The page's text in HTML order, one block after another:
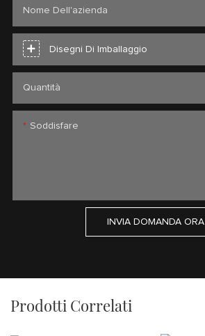
Nome Dell'azienda
Disegni Di Imballaggio
Quantità
Soddisfare
INVIA DOMANDA ORA
Prodotti Correlati